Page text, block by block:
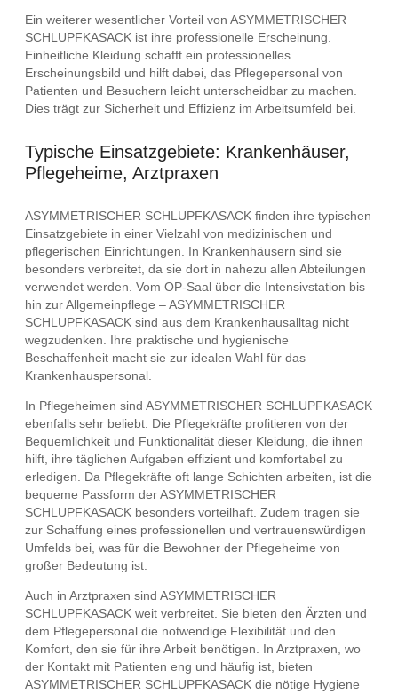
Ein weiterer wesentlicher Vorteil von ASYMMETRISCHER
SCHLUPFKASACK ist ihre professionelle Erscheinung.
Einheitliche Kleidung schafft ein professionelles
Erscheinungsbild und hilft dabei, das Pflegepersonal von
Patienten und Besuchern leicht unterscheidbar zu machen.
Dies trägt zur Sicherheit und Effizienz im Arbeitsumfeld bei.
Typische Einsatzgebiete: Krankenhäuser,
Pflegeheime, Arztpraxen
ASYMMETRISCHER SCHLUPFKASACK finden ihre typischen
Einsatzgebiete in einer Vielzahl von medizinischen und
pflegerischen Einrichtungen. In Krankenhäusern sind sie
besonders verbreitet, da sie dort in nahezu allen Abteilungen
verwendet werden. Vom OP-Saal über die Intensivstation bis
hin zur Allgemeinpflege – ASYMMETRISCHER
SCHLUPFKASACK sind aus dem Krankenhausalltag nicht
wegzudenken. Ihre praktische und hygienische
Beschaffenheit macht sie zur idealen Wahl für das
Krankenhauspersonal.
In Pflegeheimen sind ASYMMETRISCHER SCHLUPFKASACK
ebenfalls sehr beliebt. Die Pflegekräfte profitieren von der
Bequemlichkeit und Funktionalität dieser Kleidung, die ihnen
hilft, ihre täglichen Aufgaben effizient und komfortabel zu
erledigen. Da Pflegekräfte oft lange Schichten arbeiten, ist die
bequeme Passform der ASYMMETRISCHER
SCHLUPFKASACK besonders vorteilhaft. Zudem tragen sie
zur Schaffung eines professionellen und vertrauenswürdigen
Umfelds bei, was für die Bewohner der Pflegeheime von
großer Bedeutung ist.
Auch in Arztpraxen sind ASYMMETRISCHER
SCHLUPFKASACK weit verbreitet. Sie bieten den Ärzten und
dem Pflegepersonal die notwendige Flexibilität und den
Komfort, den sie für ihre Arbeit benötigen. In Arztpraxen, wo
der Kontakt mit Patienten eng und häufig ist, bieten
ASYMMETRISCHER SCHLUPFKASACK die nötige Hygiene